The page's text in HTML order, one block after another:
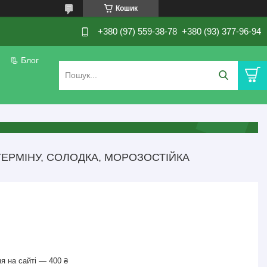
Кошик
+380 (97) 559-38-78 +380 (93) 377-96-94
📃 Блог
СОЛОДКА, МОРОЗОСТІЙКА
на сайті — 400 ₴